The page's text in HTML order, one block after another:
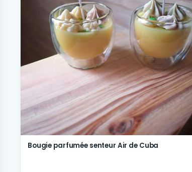
Bougie parfumée senteur Air de Cuba